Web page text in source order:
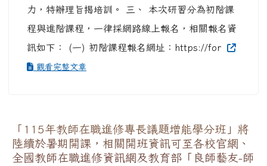
力，特辦理旨揭培訓。 三、 本次研習分為初階課
程與進階課程，一律採網路線上報名，相關報名資
訊如下： (一) 初階課程報名網址：https://for
觀看完整文章
「115年教師在職進修專長議題增能學分班」將
陸續於暑期開課，相關開班資訊可至各校官網、
全國教師在職進修資訊網及教育部「良師藝友-師